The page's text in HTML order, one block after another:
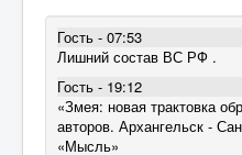
Гость - 07:53
Лишний состав ВС РФ .
Гость - 19:12
«Змея: новая трактовка
авторов. Архангельск -
«Мысль»